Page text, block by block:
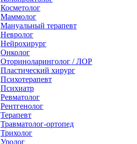
Косметолог
Маммолог
Мануальный терапевт
Невролог
Нейрохирург
Онколог
Оториноларинголог / ЛОР
Пластический хирург
Психотерапевт
Психиатр
Ревматолог
Рентгенолог
Терапевт
Травматолог-ортопед
Трихолог
Уролог